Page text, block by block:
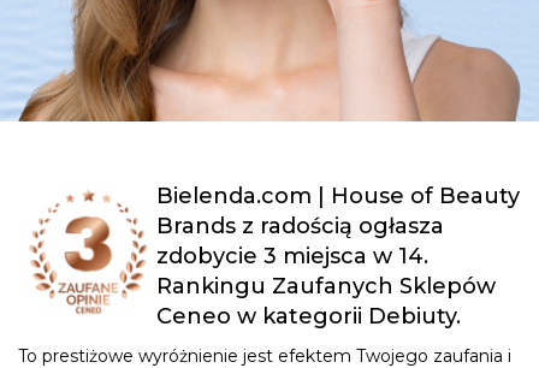
Bielenda.com | House of Beauty
Brands z radością ogłasza
zdobycie 3 miejsca w 14.
Rankingu Zaufanych Sklepów
Ceneo w kategorii Debiuty.
To prestiżowe wyróżnienie jest efektem Twojego zaufania i